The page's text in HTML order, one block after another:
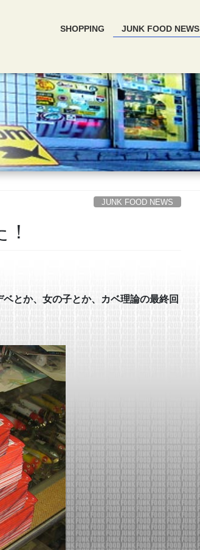
SHOPPING JUNK FOOD NEWS
JUNK FOOD NEWS
とか、女の子とか、カベ理論の最終回